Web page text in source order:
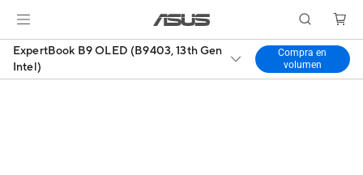
ExpertBook B9 OLED (B9403, 13th Gen
Intel)
Compra en
volumen